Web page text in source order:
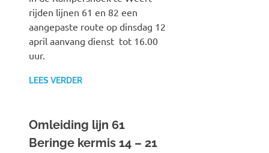
rijden lijnen 61 en 82 een
aangepaste route op dinsdag 12
april aanvang dienst tot 16.00
uur.
LEES VERDER
Omleiding lijn 61
Beringe kermis 14 – 21